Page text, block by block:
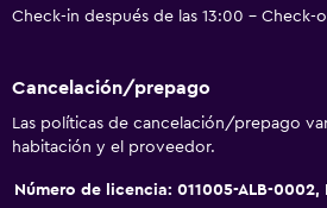
Check-in después de las 13:00 - Check-
Cancelación/prepago
Las políticas de cancelación/prepago
habitación y el proveedor.
Número de licencia: 011005-ALB-0002,